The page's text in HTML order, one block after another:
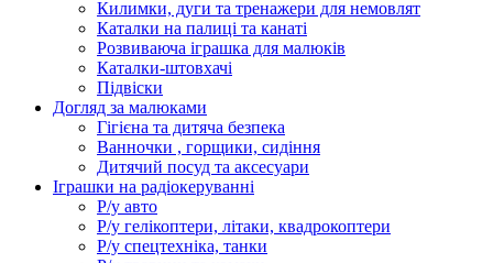
Килимки, дуги та тренажери для немовлят
Каталки на палиці та канаті
Розвиваюча іграшка для малюків
Каталки-штовхачі
Підвіски
Догляд за малюками
Гігієна та дитяча безпека
Ванночки , горщики, сидіння
Дитячий посуд та аксесуари
Іграшки на радіокеруванні
Р/у авто
Р/у гелікоптери, літаки, квадрокоптери
Р/у спецтехніка, танки